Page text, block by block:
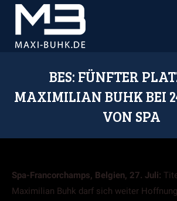
BES: FÜNFTER
MAXIMILIAN BUHK BEI
VON SPA
Spa-Francorchamps, Belgien, 27. Juli:
Maximilian Buhk darf sich weiter